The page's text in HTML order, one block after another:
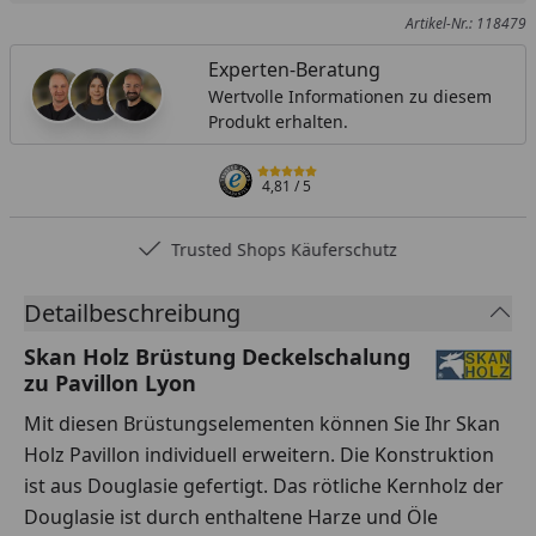
Artikel-Nr.: 118479
Experten-Beratung
Wertvolle Informationen zu diesem
Produkt erhalten.
4,81/ 5
Trusted Shops Käuferschutz
Detailbeschreibung
Skan Holz Brüstung Deckelschalung
zu Pavillon Lyon
Mit diesen Brüstungselementen können Sie Ihr Skan
Holz Pavillon individuell erweitern. Die Konstruktion
ist aus Douglasie gefertigt. Das rötliche Kernholz der
Douglasie ist durch enthaltene Harze und Öle